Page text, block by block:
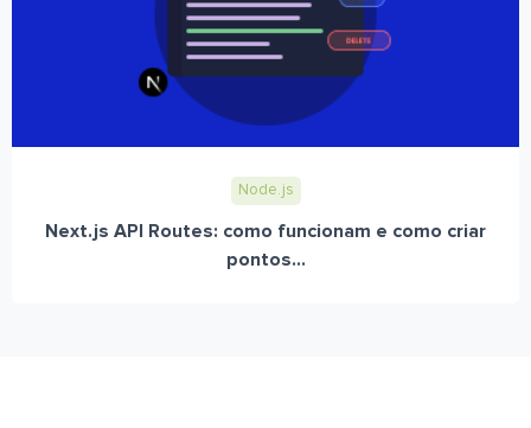
Node.js
Next.js API Routes: como funcionam e como criar
pontos...